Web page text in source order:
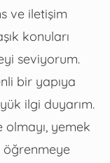
ve iletişim
konuları
seviyorum.
bir yapıya
ilgi duyarım.
yemek
öğrenmeye